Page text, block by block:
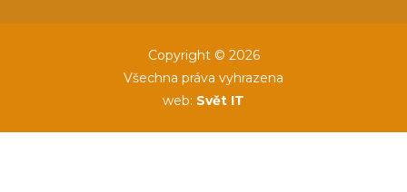
Copyright © 2026
Všechna práva vyhrazena
web: Svět IT